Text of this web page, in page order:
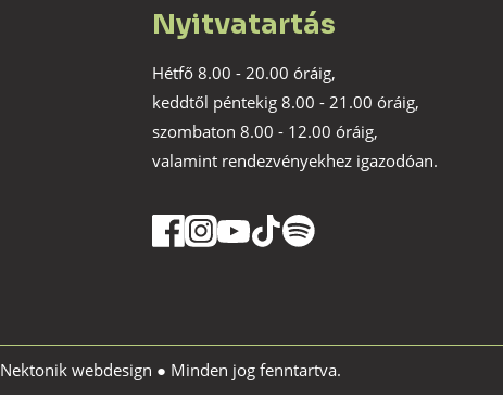
Nyitvatartás
Hétfő 8.00 - 20.00 óráig,
keddtől péntekig 8.00 - 21.00 óráig,
szombaton 8.00 - 12.00 óráig,
valamint rendezvényekhez igazodóan.
Nektonik webdesign ● Minden jog fenntartva.